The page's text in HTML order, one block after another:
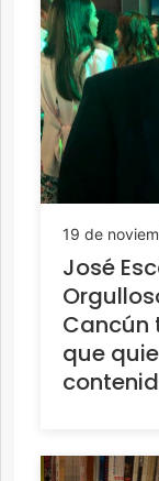
19 de
José
Cancún
que